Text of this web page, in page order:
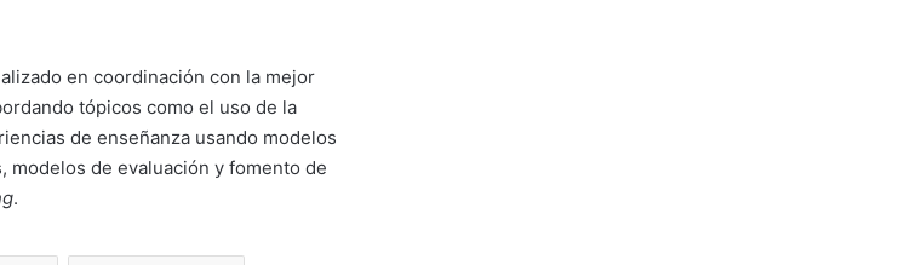
en coordinación con la mejor
tópicos como el uso de la
de enseñanza usando modelos
modelos de evaluación y fomento de
.